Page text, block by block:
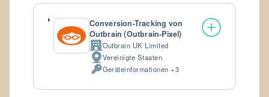
Conversion-Tracking von
Outbrain (Outbrain-Pixel)
Firma:Outbrain UK Limited
Verarbeitungsort:
Vereinigte Staaten
Verarbeitete
Daten:
Geräteinformationen +3